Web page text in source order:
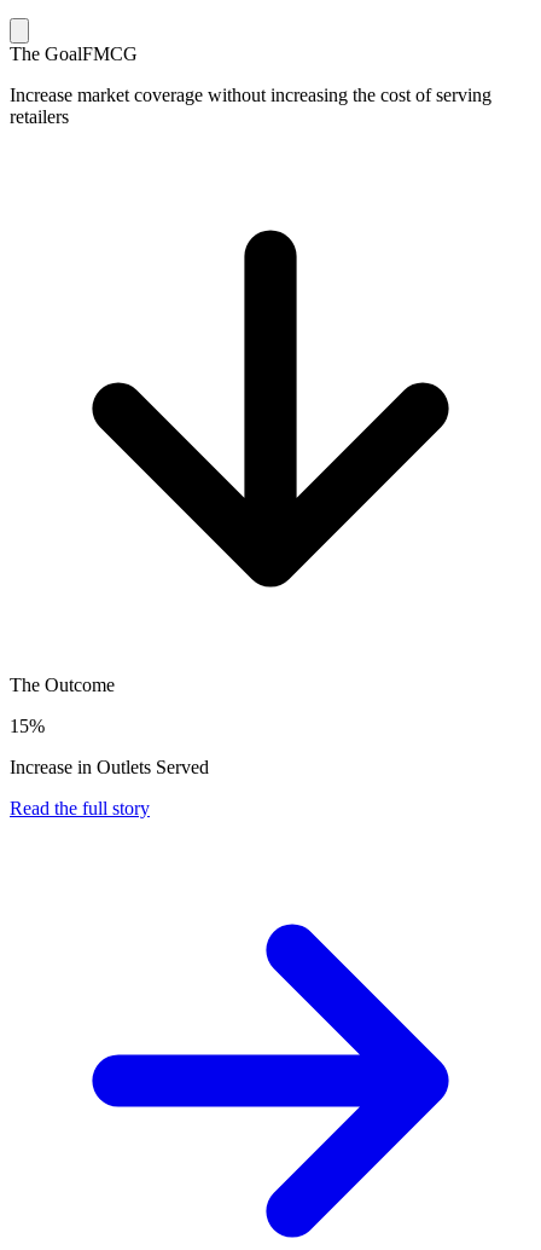
The GoalFMCG
Increase market coverage without increasing the cost of serving
retailers
The Outcome
15%
Increase in Outlets Served
Read the full story